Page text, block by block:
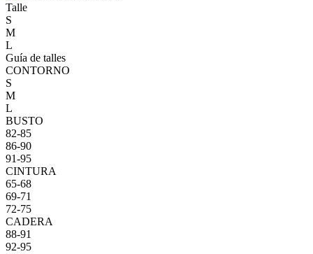
Talle
S
M
L
Guía de talles
CONTORNO
S
M
L
BUSTO
82-85
86-90
91-95
CINTURA
65-68
69-71
72-75
CADERA
88-91
92-95